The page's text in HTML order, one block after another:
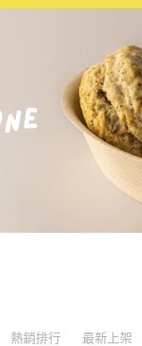
熱銷排行 最新上架